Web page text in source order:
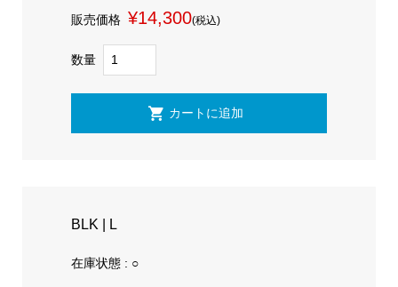
販売価格 ¥14,300(税込)
数量
BLK | L
在庫状態 : ○